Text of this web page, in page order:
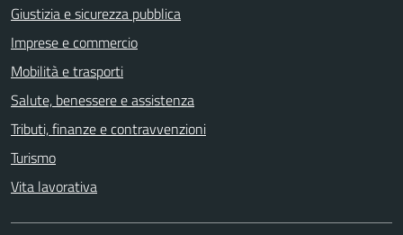
Giustizia e sicurezza pubblica
Imprese e commercio
Mobilità e trasporti
Salute, benessere e assistenza
Tributi, finanze e contravvenzioni
Turismo
Vita lavorativa